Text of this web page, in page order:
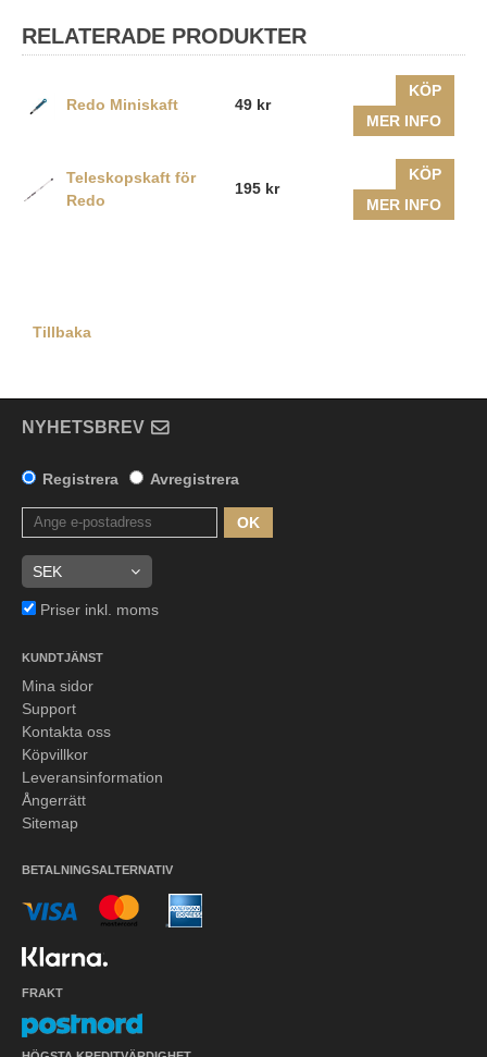
RELATERADE PRODUKTER
Redo Miniskaft 49 kr
KÖP
MER INFO
Teleskopskaft för
Redo
195 kr
KÖP
MER INFO
Tillbaka
NYHETSBREV
Registrera Avregistrera
OK
Priser inkl. moms
KUNDTJÄNST
Mina sidor
Support
Kontakta oss
Köpvillkor
Leveransinformation
Ångerrätt
Sitemap
BETALNINGSALTERNATIV
FRAKT